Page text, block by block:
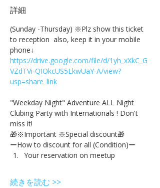
詳細
(Sunday -Thursday) ※Plz show this ticket
to reception  also, keep it in your mobile
phone↓
https://drive.google.com/file/d/1yh_xXkC_G
VZdTVi-QIOkcUS5LkwUaY-A/view?
usp=share_link
"Weekday Night" Adventure ALL Night
Clubing Party with Internationals ! Don't
miss it!
🎁※Important ※Special discount🎁
ーHow to discount for all (Condition)ー
Your reservation on meetup
続きを読む >>